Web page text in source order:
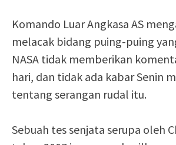
Komando Luar Angkasa AS
melacak bidang puing-puing
NASA tidak memberikan
hari, dan tidak ada kabar Senin
tentang serangan rudal itu.
Sebuah tes senjata serupa oleh